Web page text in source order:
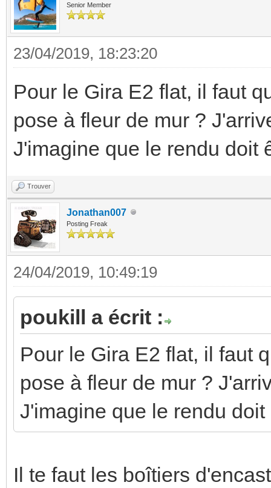
Senior Member
23/04/2019, 18:23:20
Pour le Gira E2 flat, il faut
pose à fleur de mur ?
J'imagine que le rendu doit
Trouver
Jonathan007
Posting Freak
24/04/2019, 10:49:19
poukill a écrit :
Pour le Gira E2 flat, il faut
pose à fleur de mur ?
J'imagine que le rendu doit
Il te faut les boîtiers